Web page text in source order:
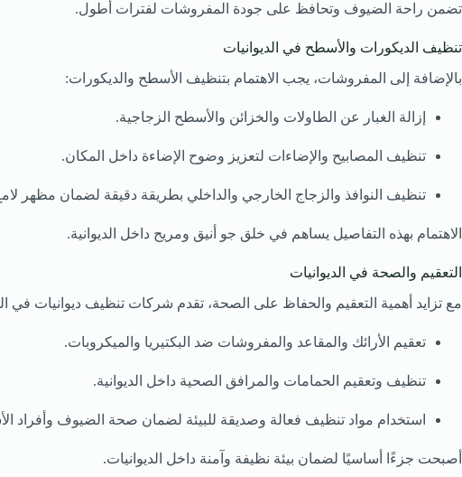
تضمن راحة الضيوف وتحافظ على جودة المفروشات لفترات أطول.
تنظيف الديكورات والأسطح في الديوانيات
بالإضافة إلى المفروشات، يجب الاهتمام بتنظيف الأسطح والديكورات:
إزالة الغبار عن الطاولات والخزائن والأسطح الزجاجية.
تنظيف المصابيح والإضاءات لتعزيز وضوح الإضاءة داخل المكان.
تنظيف النوافذ والزجاج الخارجي والداخلي بطريقة دقيقة لضمان مظهر
الاهتمام بهذه التفاصيل يساهم في خلق جو أنيق ومريح داخل الديوانية.
التعقيم والصحة في الديوانيات
مع تزايد أهمية التعقيم والحفاظ على الصحة، تقدم شركات تنظيف ديوانيات
تعقيم الأرائك والمقاعد والمفروشات ضد البكتيريا والميكروبات.
تنظيف وتعقيم الحمامات والمرافق الصحية داخل الديوانية.
استخدام مواد تنظيف فعالة وصديقة للبيئة لضمان صحة الضيوف وأفراد
أصبحت جزءًا أساسيًا لضمان بيئة نظيفة وآمنة داخل الديوانيات.